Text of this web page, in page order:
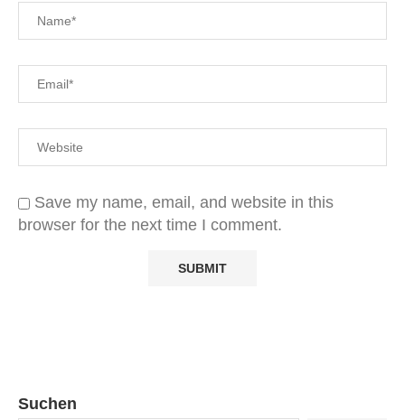
Save my name, email, and website in this
browser for the next time I comment.
Suchen